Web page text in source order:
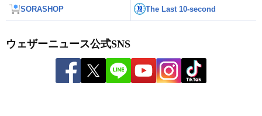
SORASHOP The Last 10-second
ウェザーニュース公式SNS